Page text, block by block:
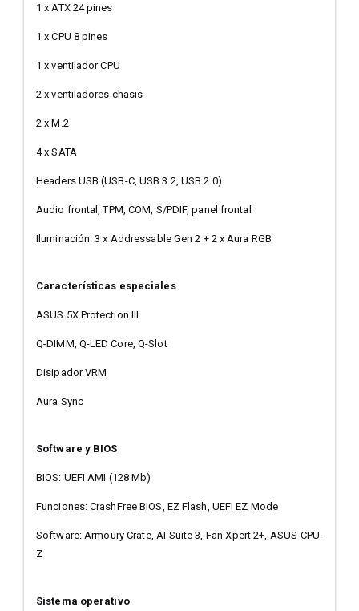
1 x ATX 24 pines
1 x CPU 8 pines
1 x ventilador CPU
2 x ventiladores chasis
2 x M.2
4 x SATA
Headers USB (USB-C, USB 3.2, USB 2.0)
Audio frontal, TPM, COM, S/PDIF, panel frontal
Iluminación: 3 x Addressable Gen 2 + 2 x Aura RGB
Características especiales
ASUS 5X Protection III
Q-DIMM, Q-LED Core, Q-Slot
Disipador VRM
Aura Sync
Software y BIOS
BIOS: UEFI AMI (128 Mb)
Funciones: CrashFree BIOS, EZ Flash, UEFI EZ Mode
Software: Armoury Crate, AI Suite 3, Fan Xpert 2+, ASUS CPU-
Z
Sistema operativo